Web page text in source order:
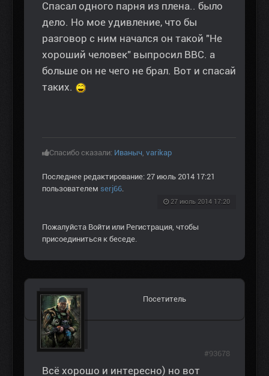
Спасал одного парня из плена.. было
дело. Но мое удивление, что бы
разговор с ним начался он такой "Не
хороший человек" выпросил ВВС. а
больше он не чего не брал. Вот и спасай
таких.
Спасибо сказали: Иваныч varikap
Последнее редактирование: 27 июль 2014 17:21
пользователем serj66
27 июль 2014 17:20
Пожалуйста Войти или Регистрация , чтобы
присоединиться к беседе.
Посетитель
Всё хорошо и интересно) но вот
#93678